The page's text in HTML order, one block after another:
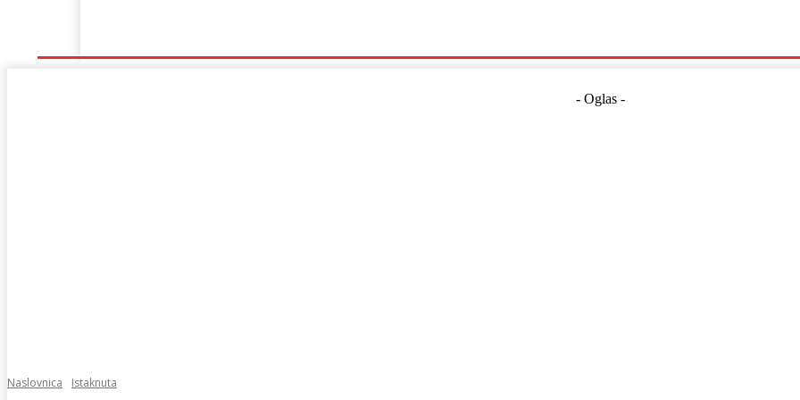
- Oglas -
Naslovnica Istaknuta